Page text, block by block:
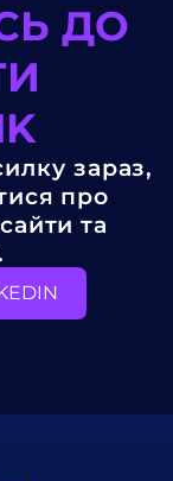
ДО
зараз,
про
та